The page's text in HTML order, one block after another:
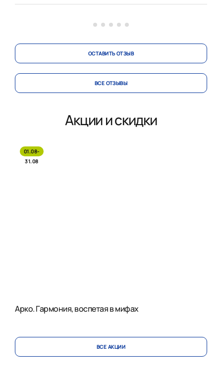
области! Будем рекомендовать родны...
ОСТАВИТЬ ОТЗЫВ
ВСЕ ОТЗЫВЫ
Акции и скидки
01.08-
31.08
Арко. Гармония, воспетая в мифах
ВСЕ АКЦИИ